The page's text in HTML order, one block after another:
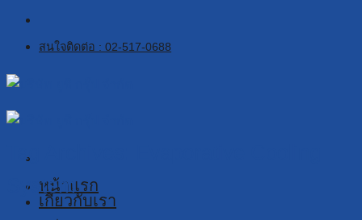
Skip
contentสนใจติดต่อ : 02-517-0688
หน้าแรก
เกี่ยวกับเรา
Tag Archives:
System